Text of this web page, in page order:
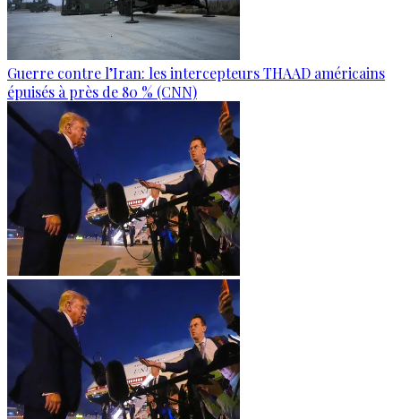
Guerre contre l’Iran: les intercepteurs THAAD américains
épuisés à près de 80 % (CNN)